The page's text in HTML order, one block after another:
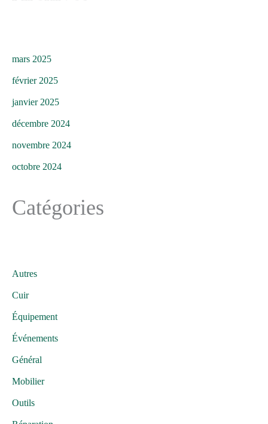
mars 2025
février 2025
janvier 2025
décembre 2024
novembre 2024
octobre 2024
Catégories
Autres
Cuir
Équipement
Événements
Général
Mobilier
Outils